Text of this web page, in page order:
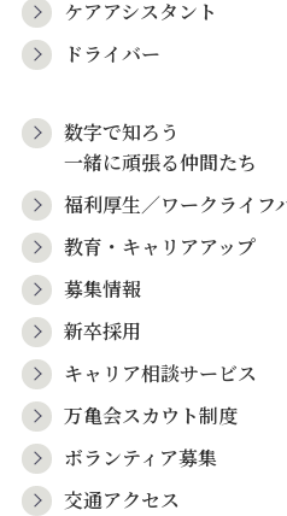
ケアアシスタント
ドライバー
数字で知ろう
一緒に頑張る仲間たち
福利厚生／ワークライフ
教育・キャリアアップ
募集情報
新卒採用
キャリア相談サービス
万亀会スカウト制度
ボランティア募集
交通アクセス